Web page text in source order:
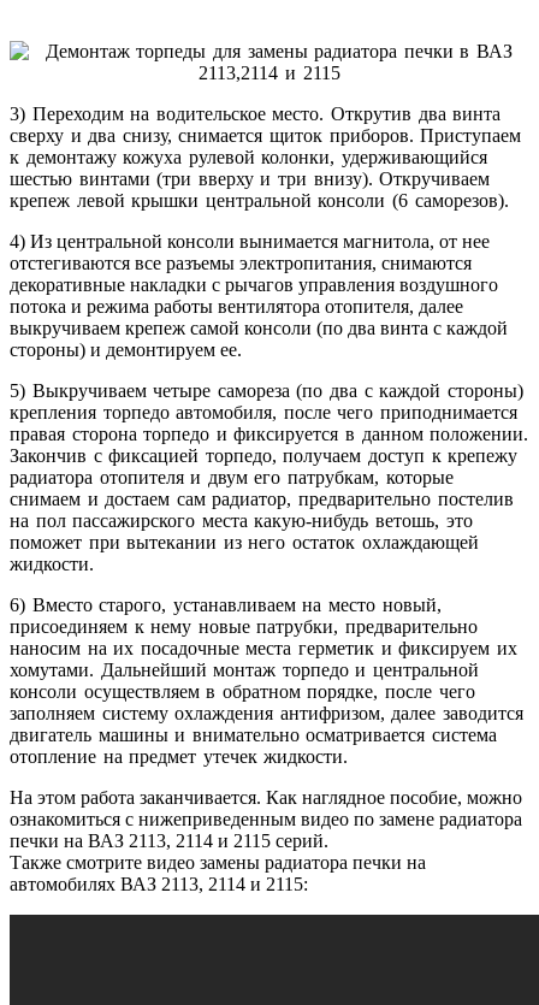
3) Переходим на водительское место. Открутив два винта
сверху и два снизу, снимается щиток приборов. Приступаем
к демонтажу кожуха рулевой колонки, удерживающийся
шестью винтами (три вверху и три внизу). Откручиваем
крепеж левой крышки центральной консоли (6 саморезов).
4) Из центральной консоли вынимается магнитола, от нее
отстегиваются все разъемы электропитания, снимаются
декоративные накладки с рычагов управления воздушного
потока и режима работы вентилятора отопителя, далее
выкручиваем крепеж самой консоли (по два винта с каждой
стороны) и демонтируем ее.
5) Выкручиваем четыре самореза (по два с каждой стороны)
крепления торпедо автомобиля, после чего приподнимается
правая сторона торпедо и фиксируется в данном положении.
Закончив с фиксацией торпедо, получаем доступ к крепежу
радиатора отопителя и двум его патрубкам, которые
снимаем и достаем сам радиатор, предварительно постелив
на пол пассажирского места какую-нибудь ветошь, это
поможет при вытекании из него остаток охлаждающей
жидкости.
6) Вместо старого, устанавливаем на место новый,
присоединяем к нему новые патрубки, предварительно
наносим на их посадочные места герметик и фиксируем их
хомутами. Дальнейший монтаж торпедо и центральной
консоли осуществляем в обратном порядке, после чего
заполняем систему охлаждения антифризом, далее заводится
двигатель машины и внимательно осматривается система
отопление на предмет утечек жидкости.
На этом работа заканчивается. Как наглядное пособие, можно
ознакомиться с нижеприведенным видео по замене радиатора
печки на ВАЗ 2113, 2114 и 2115 серий.
Также смотрите видео замены радиатора печки на
автомобилях ВАЗ 2113, 2114 и 2115: